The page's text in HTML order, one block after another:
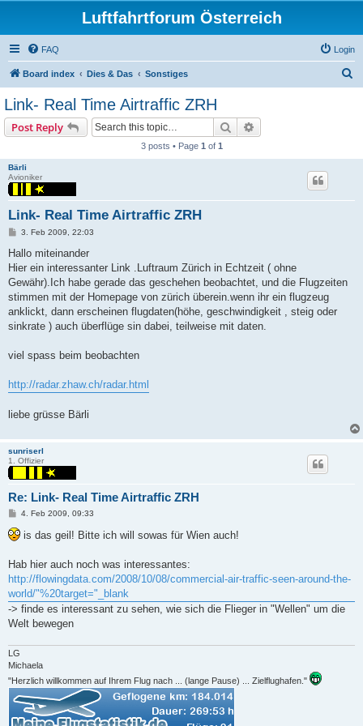
Luftfahrtforum Österreich
FAQ Login
Board index Dies & Das Sonstiges
Link- Real Time Airtraffic ZRH
Post Reply Search
3 posts • Page 1 of 1
Bärli
Avioniker
Link- Real Time Airtraffic ZRH
P
s
3. Feb 2009, 22:03
Hallo miteinander
Hier ein interessanter Link .Luftraum Zürich in Echtzeit ( ohne
Gewähr).Ich habe gerade das geschehen beobachtet, und die Flugzeiten
stimmen mit der Homepage von zürich überein.wenn ihr ein flugzeug
anklickt, dann erscheinen flugdaten(höhe, geschwindigkeit , steig oder
sinkrate ) auch überflüge sin dabei, teilweise mit daten.
viel spass beim beobachten
http://radar.zhaw.ch/radar.html
liebe grüsse Bärli
sunriserl
1. Offizier
Re: Link- Real Time Airtraffic ZRH
P
s
t
4. Feb 2009, 09:33
is das geil! Bitte ich will sowas für Wien auch!
Hab hier auch noch was interessantes:
http://flowingdata.com/2008/10/08/commercial-air-traffic-seen-around-the-
world/"%20target="_blank
-> finde es interessant zu sehen, wie sich die Flieger in "Wellen" um die
Welt bewegen
LG
Michaela
"Herzlich willkommen auf Ihrem Flug nach ... (lange Pause) ... Zielflughafen."